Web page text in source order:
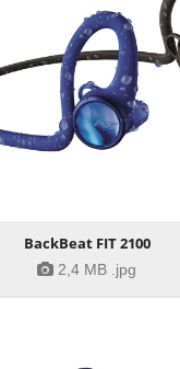
BackBeat FIT 2100
2,4 MB .jpg